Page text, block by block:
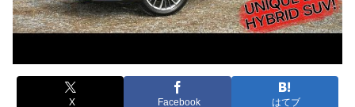
X Facebook はてブ